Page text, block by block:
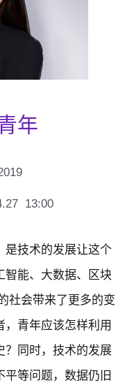
年
13:00
是技术的发展让这个
智能、大数据、区块
社会带来了更多的变
青年应该怎样利用
？同时，技术的发展
等问题，数据仍旧